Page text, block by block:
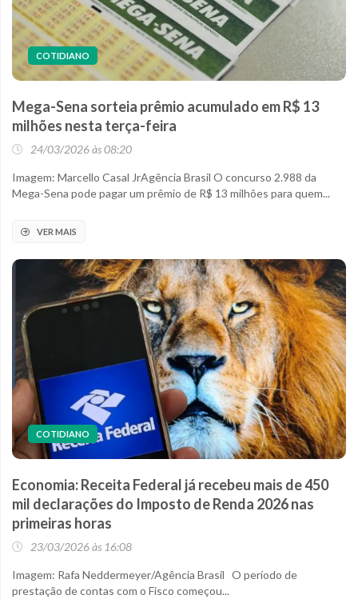
COTIDIANO
Mega-Sena sorteia prêmio acumulado em R$ 13
milhões nesta terça-feira
24/03/2026 às 08:20
Imagem: Marcello Casal JrAgência Brasil O concurso 2.988 da
Mega-Sena pode pagar um prêmio de R$ 13 milhões para quem...
VER MAIS
COTIDIANO
Economia: Receita Federal já recebeu mais de 450
mil declarações do Imposto de Renda 2026 nas
primeiras horas
23/03/2026 às 16:08
Imagem: Rafa Neddermeyer/Agência Brasil O período de
prestação de contas com o Fisco começou...